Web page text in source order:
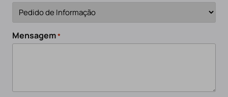
Mensagem*